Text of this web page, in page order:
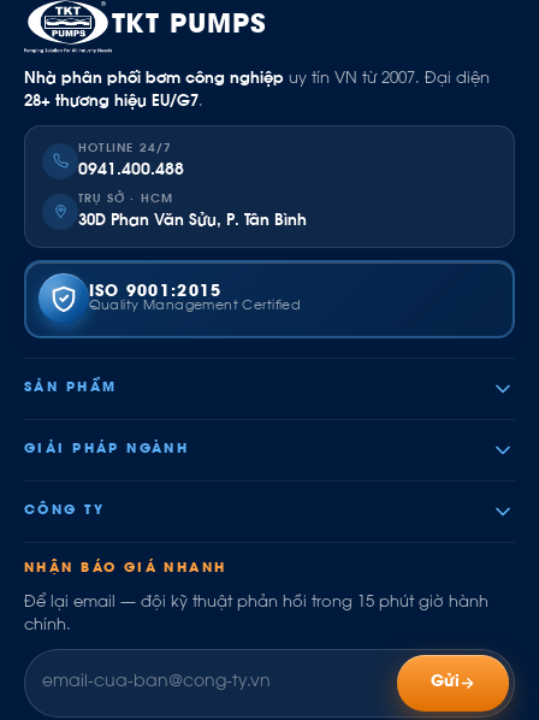
TKT PUMPS
Nhà phân phối bơm công nghiệp uy tín VN từ 2007. Đại diện
28+ thương hiệu EU/G7.
HOTLINE 24/7
0941.400.488
TRỤ SỞ · HCM
30D Phan Văn Sửu, P. Tân Bình
ISO 9001:2015
Quality Management Certified
SẢN PHẨM
GIẢI PHÁP NGÀNH
CÔNG TY
NHẬN BÁO GIÁ NHANH
Để lại email — đội kỹ thuật phản hồi trong 15 phút giờ hành
chính.
Gửi